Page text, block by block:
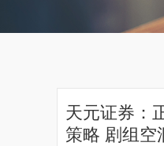
天元证券：
策略 剧组空